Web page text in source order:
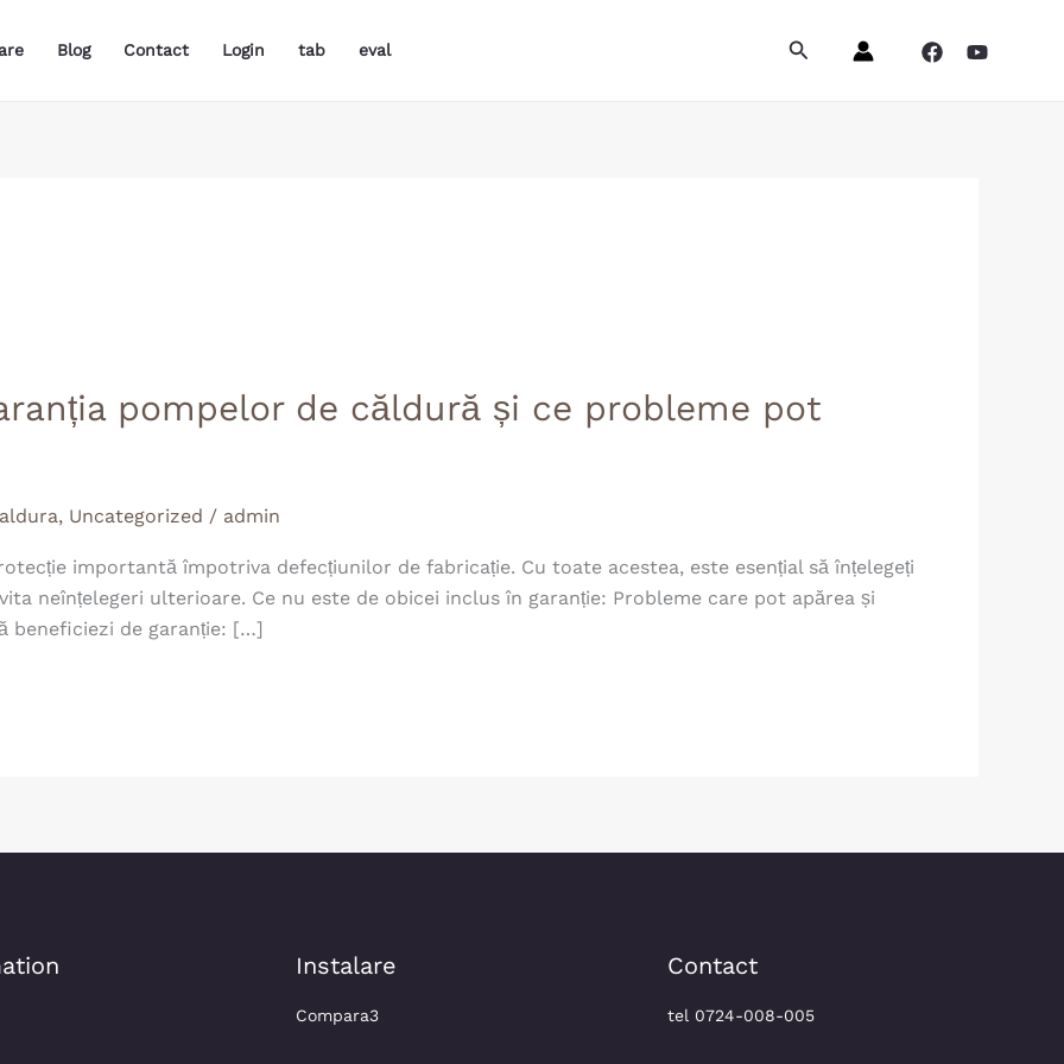
Blog Contact Login tab eval Search
pompelor de căldură și ce probleme pot
, Uncategorized / admin
importantă împotriva defecțiunilor de fabricație. Cu toate acestea, este esențial să înțelegeți
neînțelegeri ulterioare. Ce nu este de obicei inclus în garanție: Probleme care pot apărea și
beneficiezi de garanție: […]
Instalare
Compara3
Contact
tel 0724-008-005